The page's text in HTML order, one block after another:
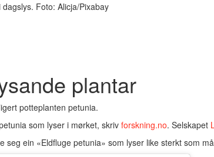
Foto: Alicja/Pixabay
plantar
potteplanten petunia.
som lyser i mørket, skriv forskning.no. Selskapet
seg ein «Eldfluge petunia» som lyser like sterkt som